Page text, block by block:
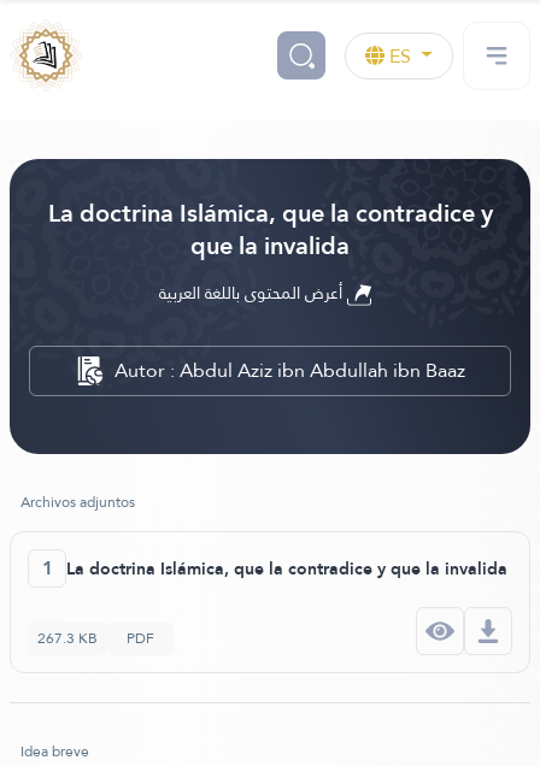
ES
La doctrina Islámica, que la contradice y
que la invalida
Autor : Abdul Aziz ibn Abdullah ibn Baaz
Archivos adjuntos
1 La doctrina Islámica, que la contradice y que la invalida
267.3 KB PDF
Idea breve